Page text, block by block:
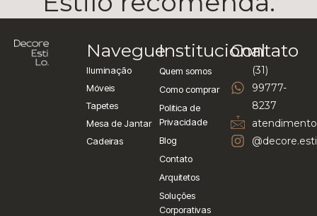
Navegue
Iluminação
Móveis
Tapetes
Mesa de Jantar
Cadeiras
Institucional
Quem somos
Como comprar
Politica de
Privacidade
Blog
Contato
Arquitetos
Soluções
Corporativas
Contato
(31)
99777-
8237